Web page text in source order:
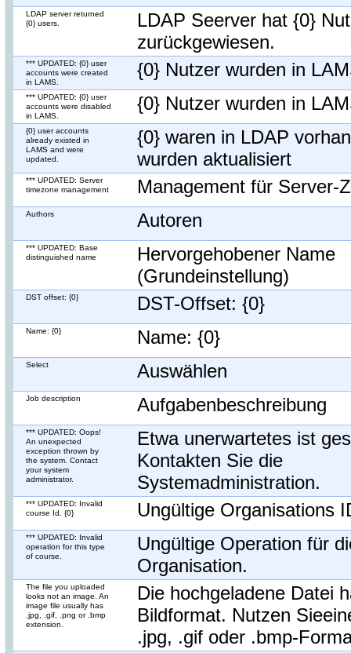
LDAP server returned
{0} users.
LDAP Seerver hat {0}
zurückgewiesen.
*** UPDATED: {0} user
accounts were created
in LAMS.
{0} Nutzer wurden in
*** UPDATED: {0} user
accounts were disabled
in LAMS.
{0} Nutzer wurden in
{0} user accounts
already existed in
LAMS and were
updated.
{0} waren in LDAP
wurden aktualisiert
*** UPDATED: Server
timezone management
Management für Server-
Authors Autoren
*** UPDATED: Base
distinguished name
Hervorgehobener Name
(Grundeinstellung)
DST offset: {0} DST-Offset: {0}
Name: {0} Name: {0}
Select Auswählen
Job description Aufgabenbeschreibung
*** UPDATED: Oops!
An unexpected
exception thrown by
the system. Contact
your system
administrator.
Etwa unerwartetes ist
Kontakten Sie die
Systemadministration.
*** UPDATED: Invalid
course Id. {0}
Ungültige Organisations
*** UPDATED: Invalid
operation for this type
of course.
Ungültige Operation für
Organisation.
The file you uploaded
looks not an image. An
image file usually has
.jpg, .gif, .png or .bmp
extension.
Die hochgeladene Datei
Bildformat. Nutzen
.jpg, .gif oder .bmp-